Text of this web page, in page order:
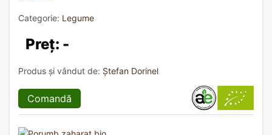
Categorie: Legume
Preț: -
Produs și vândut de: Ștefan Dorinel
Comandă